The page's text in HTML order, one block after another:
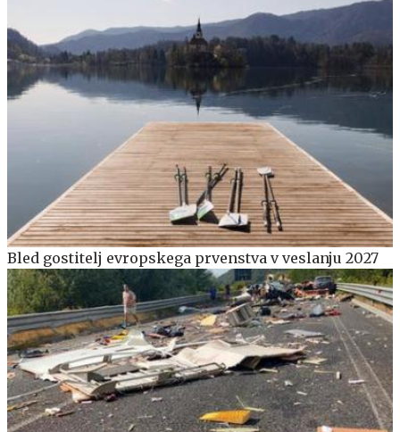
Bled gostitelj evropskega prvenstva v veslanju 2027